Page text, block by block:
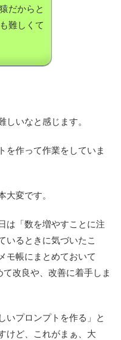
だからと
難しくて
しいなと感じます。
を作って作業をしていま
大変です。
は「数を増やすことに注
いるときに気づいたこ
モ帳にまとめておいて
て改良や、改善に着手しま
いプロンプトを作る」と
けど、これがまぁ、大